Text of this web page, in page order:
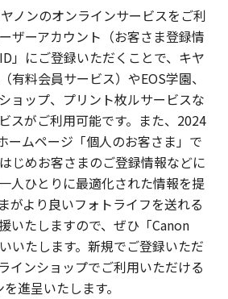
ヤノンのオンラインサービスをご利
ザーアカウント（お客さま登録情
」にご登録いただくことで、キヤ
有料会員サービス）やEOS学園、
ョップ、プリント枚ルサービスな
スがご利用可能です。また、2024
ームページ「個人のお客さま」で
じめお客さまのご登録情報などに
人ひとりに最適化された情報を提
がより良いフォトライフを送れる
いたしますので、ぜひ「Canon
いたします。新規でご登録いただ
インショップでご利用いただける
進呈いたします。